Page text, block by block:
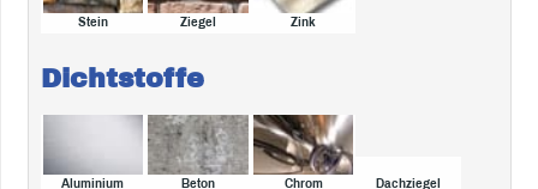
Stein Ziegel Zink
Dichtstoffe
Aluminium Beton Chrom Dachziegel